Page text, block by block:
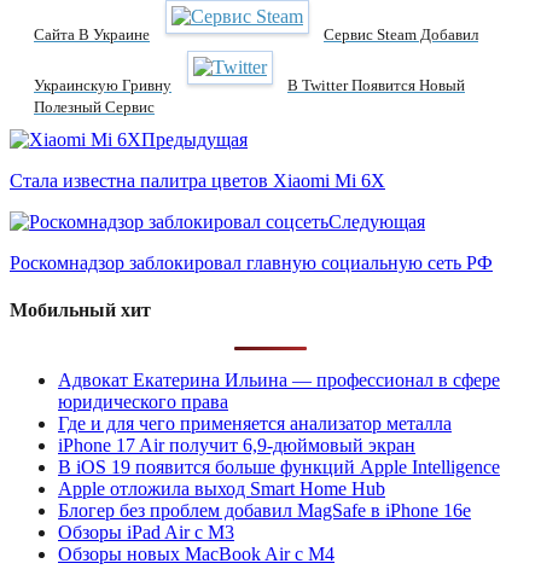
Сайта В Украине Сервис Steam Добавил
Украинскую Гривну
В Twitter Появится Новый
Полезный Сервис
Предыдущая
Стала известна палитра цветов Xiaomi Mi 6X
Следующая
Роскомнадзор заблокировал главную социальную сеть РФ
Мобильный хит
Адвокат Екатерина Ильина — профессионал в сфере
юридического права
Где и для чего применяется анализатор металла
iPhone 17 Air получит 6,9-дюймовый экран
В iOS 19 появится больше функций Apple Intelligence
Apple отложила выход Smart Home Hub
Блогер без проблем добавил MagSafe в iPhone 16e
Обзоры iPad Air с M3
Обзоры новых MacBook Air с M4